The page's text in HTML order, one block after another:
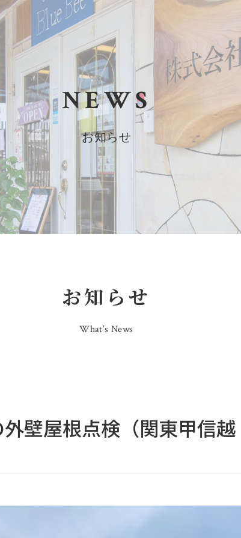
NEWS
お知らせ
お知らせ
What’s News
壁屋根点検（関東甲信